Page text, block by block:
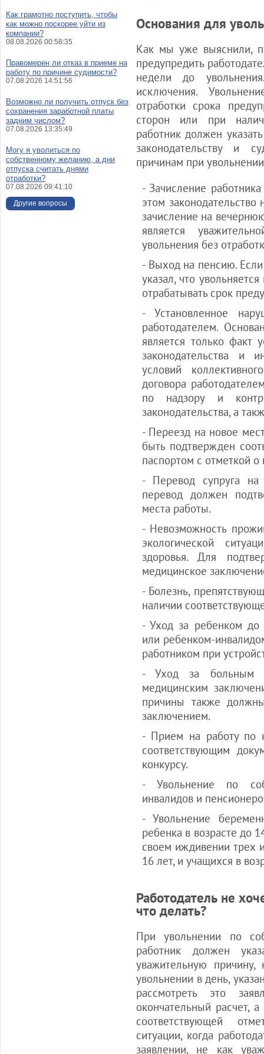
Основания для
Как мы уже выяснили,
предупредить
недели до
исключения.
отработки срока
сторон или при
работник должен
законодательству и
причинам при
- Зачисление
этом
зачисление на
является
увольнения без
- Выход на пенсию.
указал, что
отрабатывать срок
- Установленное
работодателем.
является только факт
законодательства и
условий
договора
по надзору и
законодательства, а
- Переезд на новое
быть подтвержден
паспортом с отметкой
- Перевод супруга на
перевод должен
места работы.
- Невозможность
экологической
здоровья. Для
медицинское
- Болезнь,
наличии
- Уход за ребенком до
или ребенком-
работником при
- Уход за больным
медицинским
причины также
заключением.
- Прием на работу по
соответствующим
конкурсу.
- Увольнение по
инвалидов и
- Увольнение
ребенка в возрасте до
своем иждивении трех
16 лет, и учащихся в
Работодатель не
что делать?
При увольнении по
работник должен
уважительную
увольнении в день,
рассмотреть это
окончательный расчет,
соответствующей
ситуации, когда
заявлении, не как
Как грамотно поступить, чтобы
как можно поскорее уйти из
компании?
08.08.2026 00:58:35
Правомерен ли отказ в приеме на
работу по причине судимости?
07.08.2026 14:51:56
Возможно ли получить отпуск без
сохранения заработной платы
задним числом?
07.08.2026 13:35:49
Могу я уволиться по
собственному желанию, а дни
отпуска считать днями
отработки?
07.08.2026 09:41:10
Другие вопросы